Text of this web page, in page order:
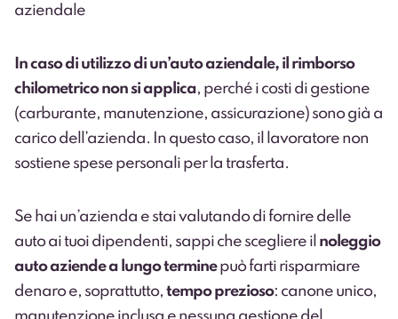
aziendale
In caso di utilizzo di un’auto aziendale, il rimborso
chilometrico non si applica, perché i costi di gestione
(carburante, manutenzione, assicurazione) sono già a
carico dell’azienda. In questo caso, il lavoratore non
sostiene spese personali per la trasferta.
Se hai un’azienda e stai valutando di fornire delle
auto ai tuoi dipendenti, sappi che scegliere il noleggio
auto aziende a lungo terminepuò farti risparmiare
denaro e, soprattutto, tempo prezioso: canone unico,